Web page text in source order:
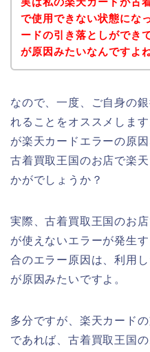
で使用できない状態にな
ードの引き落としができ
が原因みたいなんですよ
なので、一度、ご自身の
れることをオススメしま
が楽天カードエラーの原
古着買取王国のお店で楽
かがでしょうか？
実際、古着買取王国のお
が使えないエラーが発生
合のエラー原因は、利用
が原因みたいですよ。
多分ですが、楽天カード
であれば、古着買取王国